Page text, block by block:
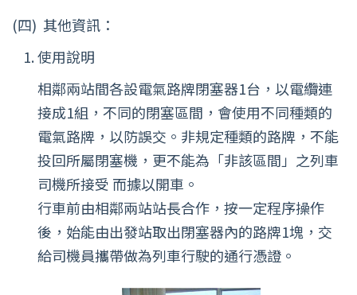
(四) 其他資訊：
使用說明
相鄰兩站間各設電氣路牌閉塞器1台，以電纜連
接成1組，不同的閉塞區間，會使用不同種類的
電氣路牌，以防誤交。非規定種類的路牌，不能
投回所屬閉塞機，更不能為「非該區間」之列車
司機所接受 而據以開車。
行車前由相鄰兩站站長合作，按一定程序操作
後，始能由出發站取出閉塞器內的路牌1塊，交
給司機員攜帶做為列車行駛的通行憑證。